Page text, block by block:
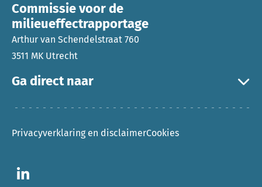
Ga direct naar
Commissie voor de
milieueffectrapportage
Arthur van Schendelstraat 760
3511 MK Utrecht
Privacyverklaring en disclaimerCookies
Ga naar LinkedIn